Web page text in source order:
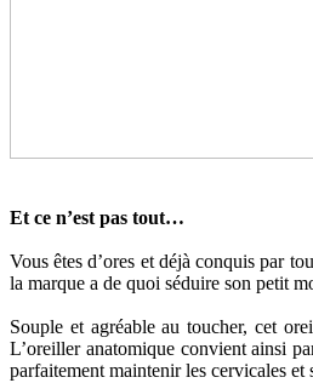
Et ce n’est pas tout…
Vous êtes d’ores et déjà conquis par
la marque a de quoi séduire son petit
Souple et agréable au toucher, cet
L’oreiller anatomique convient ainsi
parfaitement maintenir les cervicales